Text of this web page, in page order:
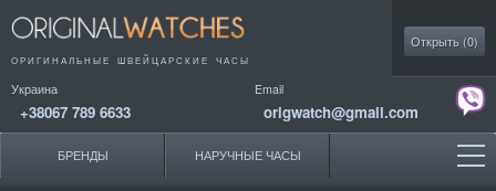
ОРИГИНАЛЬНЫЕ ШВЕЙЦАРСКИЕ ЧАСЫ
Украина
+38067 789 6633
Email
origwatch@gmail.com
Открыть (0)
БРЕНДЫ НАРУЧНЫЕ ЧАСЫ